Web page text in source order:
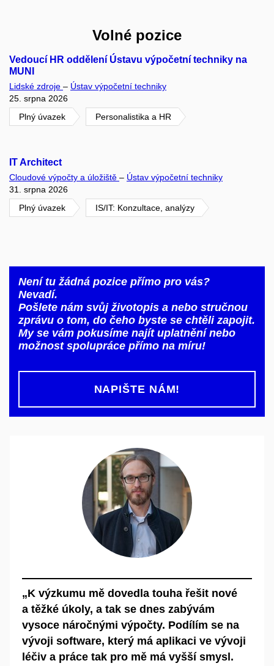
Volné pozice
Vedoucí HR oddělení Ústavu výpočetní techniky na
MUNI
Lidské zdroje – Ústav výpočetní techniky
25. srpna 2026
Plný úvazek
Personalistika a HR
IT Architect
Cloudové výpočty a úložiště – Ústav výpočetní techniky
31. srpna 2026
Plný úvazek
IS/IT: Konzultace, analýzy
Není tu žádná pozice přímo pro vás?
Nevadí.
Pošlete nám svůj životopis a nebo stručnou
zprávu o tom, do čeho byste se chtěli zapojit.
My se vám pokusíme najít uplatnění nebo
možnost spolupráce přímo na míru!
NAPIŠTE NÁM!
„K výzkumu mě dovedla touha řešit nové
a těžké úkoly, a tak se dnes zabývám
vysoce náročnými výpočty. Podílím se na
vývoji software, který má aplikaci ve vývoji
léčiv a práce tak pro mě má vyšší smysl.